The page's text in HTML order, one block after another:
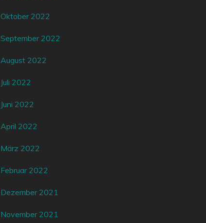
Oktober 2022
September 2022
August 2022
Juli 2022
Juni 2022
April 2022
März 2022
Februar 2022
Dezember 2021
November 2021